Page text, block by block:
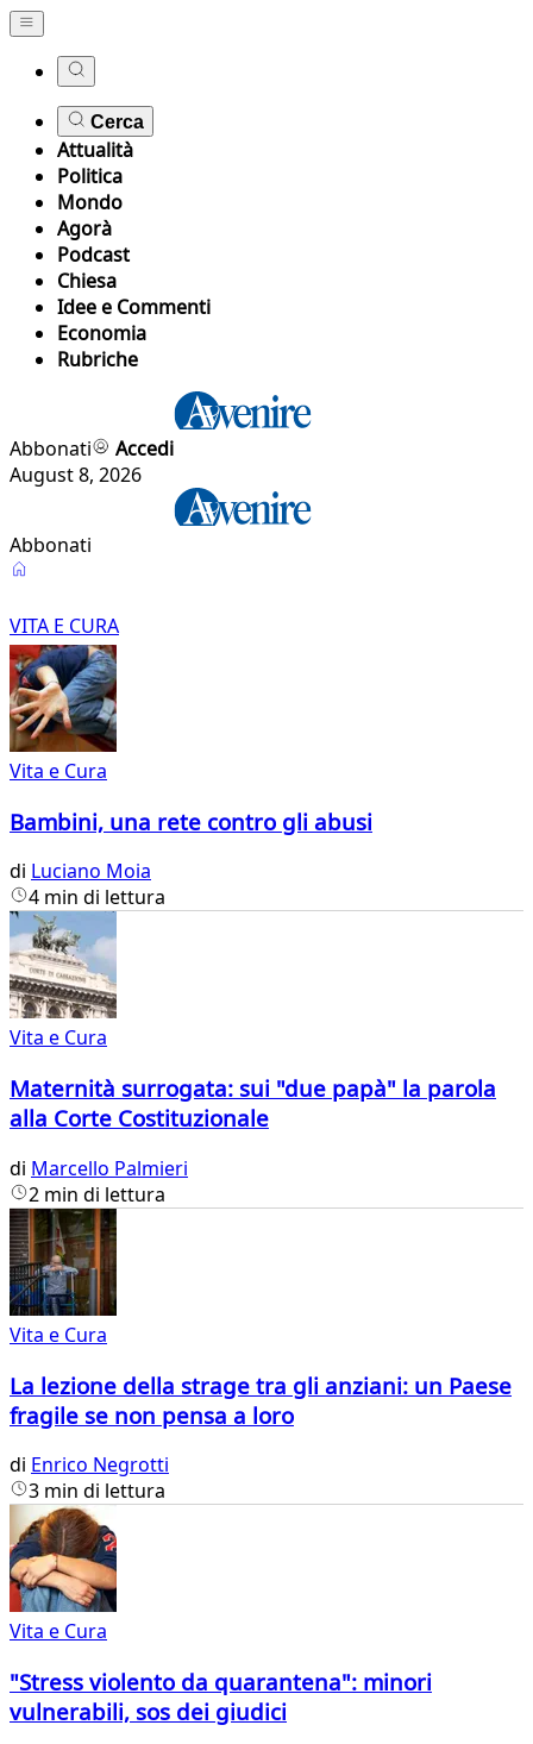
Cerca
Attualità
Politica
Mondo
Agorà
Podcast
Chiesa
Idee e Commenti
Economia
Rubriche
Abbonati
Accedi
August 8, 2026
Abbonati
Vita
e
Cura
VITA E CURA
Vita e Cura
Bambini, una rete contro gli abusi
di Luciano Moia
4 min di lettura
Vita e Cura
Maternità surrogata: sui "due papà" la parola
alla Corte Costituzionale
di Marcello Palmieri
2 min di lettura
Vita e Cura
La lezione della strage tra gli anziani: un Paese
fragile se non pensa a loro
di Enrico Negrotti
3 min di lettura
Vita e Cura
"Stress violento da quarantena": minori
vulnerabili, sos dei giudici